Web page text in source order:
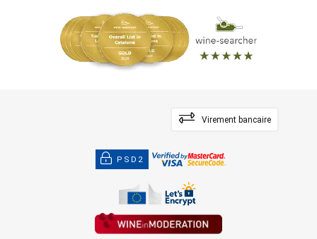
Virement bancaire
PSD2